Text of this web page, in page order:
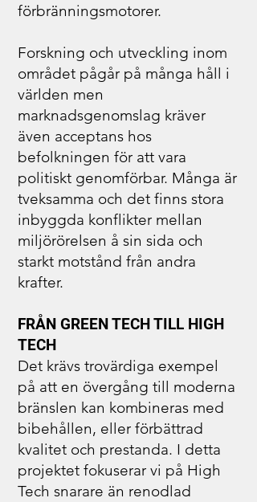
förbränningsmotorer.
Forskning och utveckling inom
området pågår på många håll i
världen men
marknadsgenomslag kräver
även acceptans hos
befolkningen för att vara
politiskt genomförbar. Många är
tveksamma och det finns stora
inbyggda konflikter mellan
miljörörelsen å sin sida och
starkt motstånd från andra
krafter.
FRÅN GREEN TECH TILL HIGH
TECH
Det krävs trovärdiga exempel
på att en övergång till moderna
bränslen kan kombineras med
bibehållen, eller förbättrad
kvalitet och prestanda. I detta
projektet fokuserar vi på High
Tech snarare än renodlad